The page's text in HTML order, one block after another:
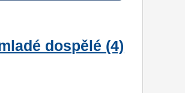
dospělé (4)